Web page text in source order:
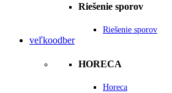
Riešenie sporov
Riešenie sporov
veľkoodber
HORECA
Horeca